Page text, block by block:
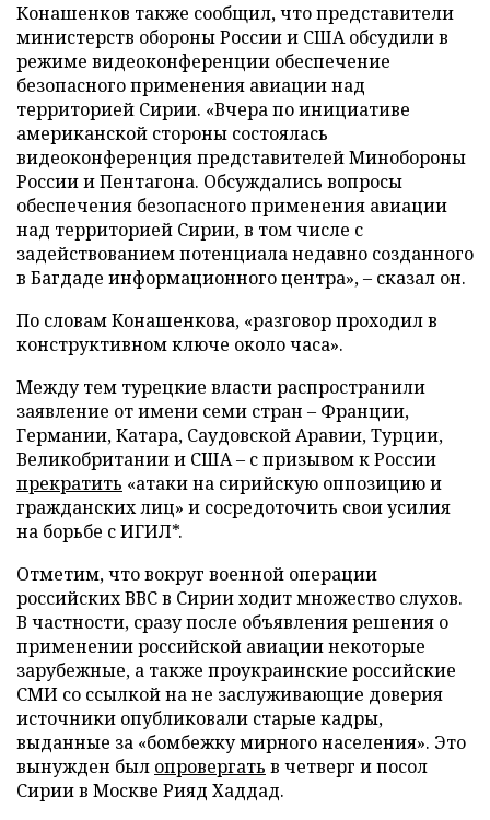
Конашенков также сообщил, что представители
министерств обороны России и США обсудили в
режиме видеоконференции обеспечение
безопасного применения авиации над
территорией Сирии. «Вчера по инициативе
американской стороны состоялась
видеоконференция представителей Минобороны
России и Пентагона. Обсуждались вопросы
обеспечения безопасного применения авиации
над территорией Сирии, в том числе с
задействованием потенциала недавно созданного
в Багдаде информационного центра», – сказал он.
По словам Конашенкова, «разговор проходил в
конструктивном ключе около часа».
Между тем турецкие власти распространили
заявление от имени семи стран – Франции,
Германии, Катара, Саудовской Аравии, Турции,
Великобритании и США – с призывом к России
прекратить «атаки на сирийскую оппозицию и
гражданских лиц» и сосредоточить свои усилия
на борьбе с ИГИЛ*.
Отметим, что вокруг военной операции
российских ВВС в Сирии ходит множество слухов.
В частности, сразу после объявления решения о
применении российской авиации некоторые
зарубежные, а также проукраинские российские
СМИ со ссылкой на не заслуживающие доверия
источники опубликовали старые кадры,
выданные за «бомбежку мирного населения». Это
вынужден был опровергать в четверг и посол
Сирии в Москве Рияд Хаддад.